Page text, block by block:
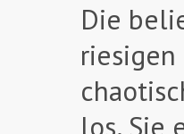
Die